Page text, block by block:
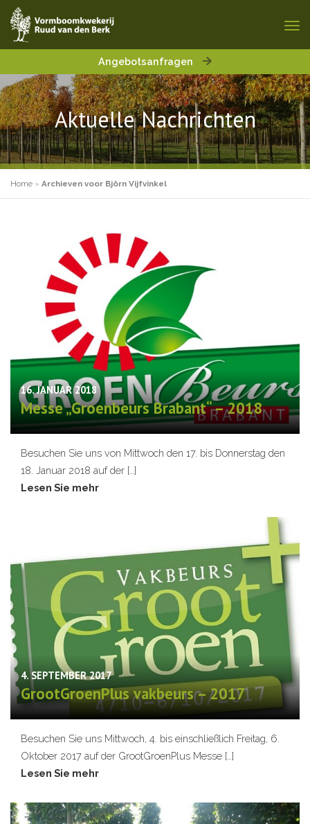
Angebotsanfragen
Aktuelle Nachrichten
Home » Archieven voor Björn Vijfvinkel
16. JANUAR 2018
Messe „Groenbeurs Brabant“ – 2018
Besuchen Sie uns von Mittwoch den 17. bis Donnerstag den
18. Januar 2018 auf der […]
Lesen Sie mehr
4. SEPTEMBER 2017
GrootGroenPlus vakbeurs – 2017
Besuchen Sie uns Mittwoch, 4. bis einschließlich Freitag, 6.
Oktober 2017 auf der GrootGroenPlus Messe […]
Lesen Sie mehr